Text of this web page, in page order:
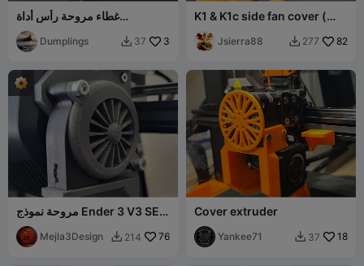
غطاء مروحة رأس أداة
ANYCUBIC Kobra 3 (هندسة
عكسية)
Dumplings  37 3
K1 & K1c side fan cover (
silencer )
Jsierra88  277 82
مروحة نموذج Ender 3 V3 SE
Mejla3Design  214 76
Cover extruder
Yankee71  37 18